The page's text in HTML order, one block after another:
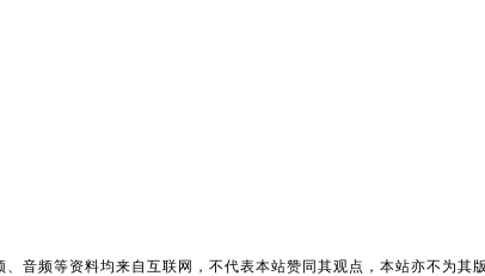
音频等资料均来自互联网，不代表本站赞同其观点，本站亦不为其